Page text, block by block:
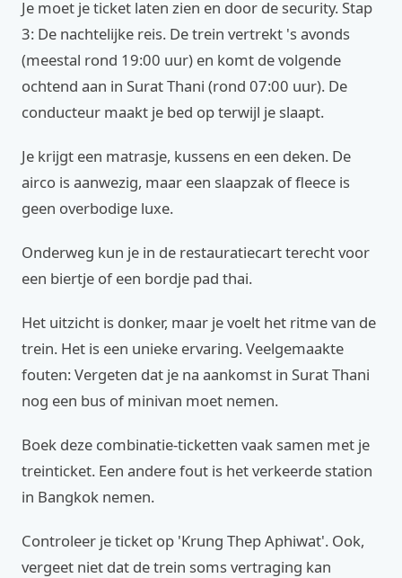
Je moet je ticket laten zien en door de security. Stap
3: De nachtelijke reis. De trein vertrekt 's avonds
(meestal rond 19:00 uur) en komt de volgende
ochtend aan in Surat Thani (rond 07:00 uur). De
conducteur maakt je bed op terwijl je slaapt.
Je krijgt een matrasje, kussens en een deken. De
airco is aanwezig, maar een slaapzak of fleece is
geen overbodige luxe.
Onderweg kun je in de restauratiecart terecht voor
een biertje of een bordje pad thai.
Het uitzicht is donker, maar je voelt het ritme van de
trein. Het is een unieke ervaring. Veelgemaakte
fouten: Vergeten dat je na aankomst in Surat Thani
nog een bus of minivan moet nemen.
Boek deze combinatie-ticketten vaak samen met je
treinticket. Een andere fout is het verkeerde station
in Bangkok nemen.
Controleer je ticket op 'Krung Thep Aphiwat'. Ook,
vergeet niet dat de trein soms vertraging kan